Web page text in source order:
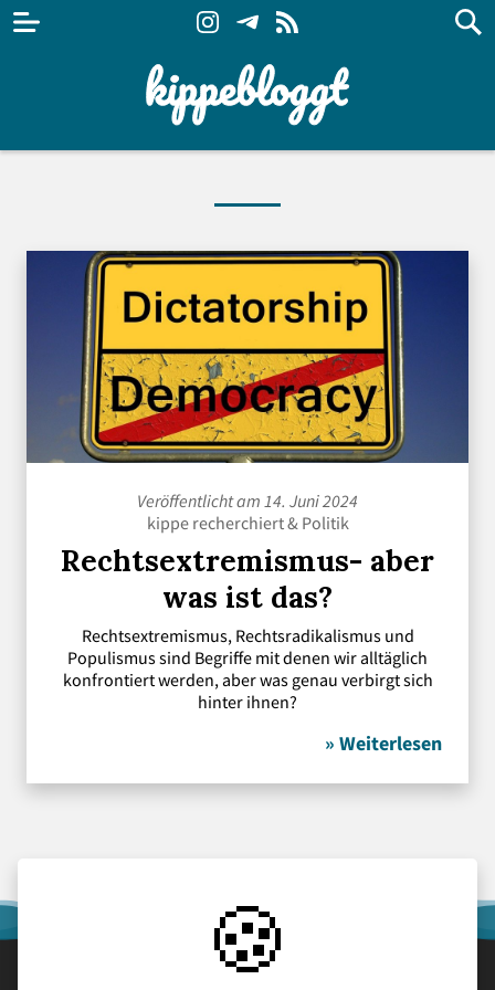
Veröffentlicht am 14. Juni 2024
kippe recherchiert& Politik
Rechtsextremismus- aber
was ist das?
Rechtsextremismus, Rechtsradikalismus und
Populismus sind Begriffe mit denen wir alltäglich
konfrontiert werden, aber was genau verbirgt sich
hinter ihnen?
» Weiterlesen
🍪